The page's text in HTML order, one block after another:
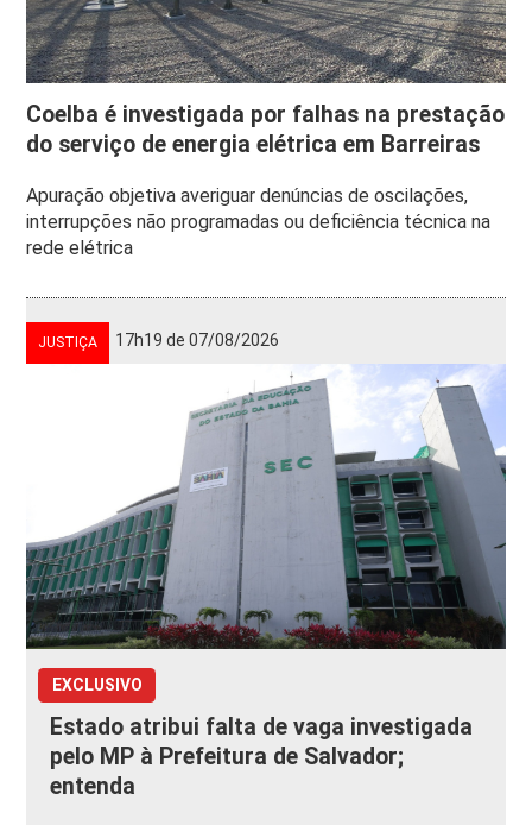
Coelba é investigada por falhas na prestação
do serviço de energia elétrica em Barreiras
Apuração objetiva averiguar denúncias de oscilações,
interrupções não programadas ou deficiência técnica na
rede elétrica
JUSTIÇA 17h19 de 07/08/2026
EXCLUSIVO
Estado atribui falta de vaga investigada
pelo MP à Prefeitura de Salvador;
entenda